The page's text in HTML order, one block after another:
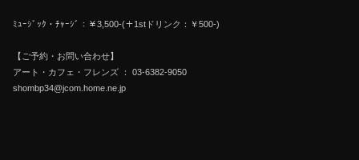
ﾐｭｰｼﾞｯｸ・ﾁｬｰｼﾞ：￥3,500-(＋1stドリンク：￥500-)
【ご予約・お問い合わせ】
アート・カフェ・フレンズ ： 03-6382-9050
shombp34@jcom.home.ne.jp